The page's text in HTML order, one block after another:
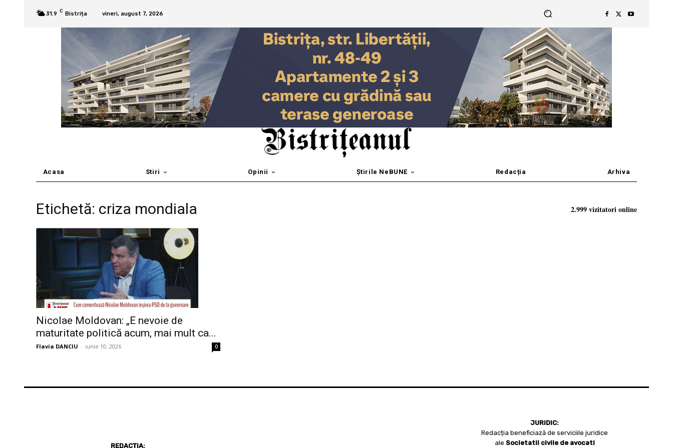
31.9 C Bistrița vineri, august 7, 2026
Acasa Stiri Opinii Știrile NeBUNE Redacția Arhiva
Etichetă: criza mondiala
Nicolae Moldovan: „E nevoie de
maturitate politică acum, mai mult ca...
Flavia DANCIU - iunie 10, 2026 0
2.999 vizitatori online
REDACȚIA:
JURIDIC:
Redacția beneficiază de serviciile juridice
ale Societatii civile de avocati